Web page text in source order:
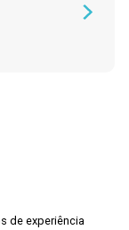
de experiência